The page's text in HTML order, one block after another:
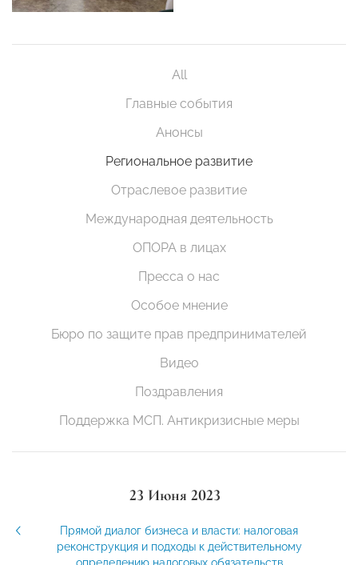
All
Главные события
Анонсы
Региональное развитие
Отраслевое развитие
Международная деятельность
ОПОРА в лицах
Пресса о нас
Особое мнение
Бюро по защите прав предпринимателей
Видео
Поздравления
Поддержка МСП. Антикризисные меры
23 Июня 2023
Прямой диалог бизнеса и власти: налоговая
реконструкция и подходы к действительному
определению налоговых обязательств